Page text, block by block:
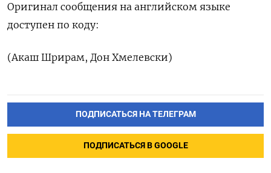
Оригинал сообщения на английском языке
доступен по коду:
(Акаш Шрирам, Дон Хмелевски)
ПОДПИСАТЬСЯ НА ТЕЛЕГРАМ
ПОДПИСАТЬСЯ В GOOGLE